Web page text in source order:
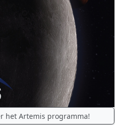
het Artemis programma!